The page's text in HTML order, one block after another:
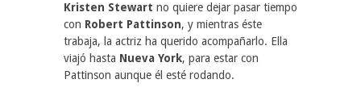
Kristen Stewart no quiere dejar pasar tiempo
con Robert Pattinson, y mientras éste
trabaja, la actriz ha querido acompañarlo. Ella
viajó hasta Nueva York, para estar con
Pattinson aunque él esté rodando.